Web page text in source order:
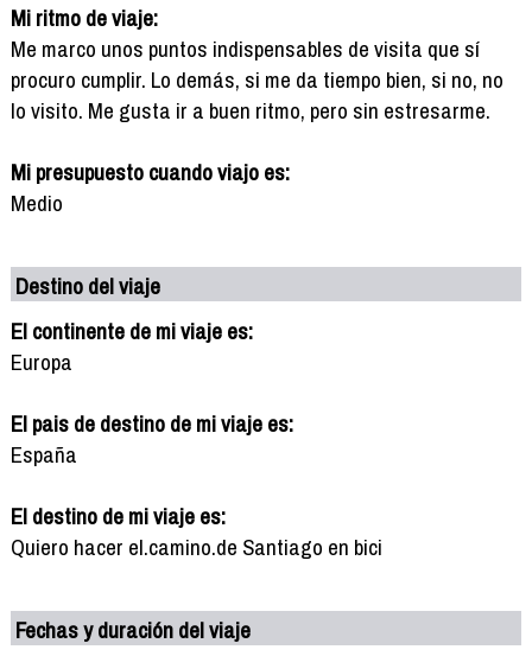
Mi ritmo de viaje:
Me marco unos puntos indispensables de visita que sí
procuro cumplir. Lo demás, si me da tiempo bien, si no, no
lo visito. Me gusta ir a buen ritmo, pero sin estresarme.
Mi presupuesto cuando viajo es:
Medio
Destino del viaje
El continente de mi viaje es:
Europa
El pais de destino de mi viaje es:
España
El destino de mi viaje es:
Quiero hacer el.camino.de Santiago en bici
Fechas y duración del viaje